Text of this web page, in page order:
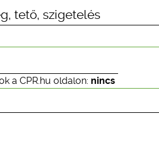
, tető, szigetelés
a CPR.hu oldalon: nincs